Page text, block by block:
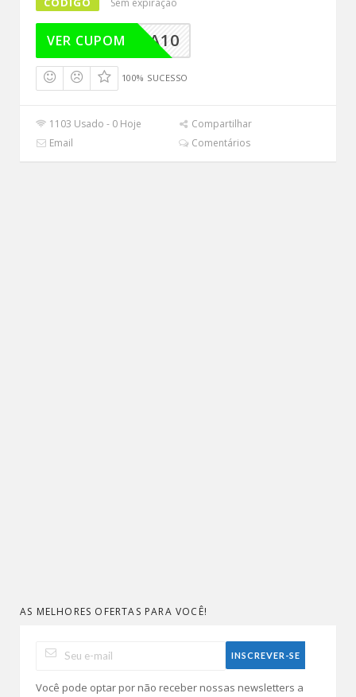
IMEIRA10
VER CUPOM
100% SUCESSO
1103 Usado - 0 Hoje
Compartilhar
Email
Comentários
AS MELHORES OFERTAS PARA VOCÊ!
Você pode optar por não receber nossas newsletters a